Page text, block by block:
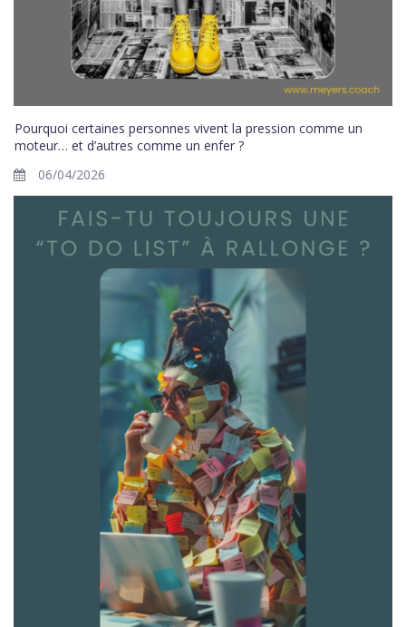
Pourquoi certaines personnes vivent la pression comme un
moteur… et d’autres comme un enfer ?
06/04/2026